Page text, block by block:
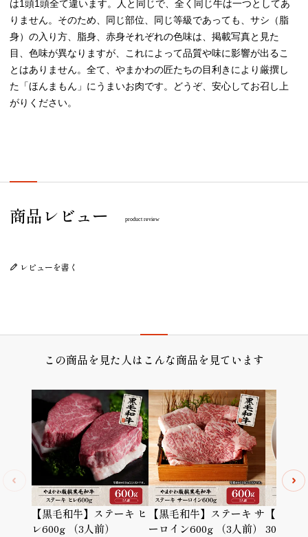
は1頭1頭全て違います。人と同じで、全く同じ牛は一つとしてあ
りません。そのため、同じ部位、同じ等級であっても、サシ（脂
身）の入り方、脂身、赤身それぞれの色味は、掲載写真と見た
目、色味が異なりますが、これによって品質や味に影響が出るこ
とはありません。全て、やまかわの匠たちの目利きにより厳撰し
た「ほんまもん」にうまいお肉です。どうぞ、安心してお召し上
がりください。
商品レビュー product review
レビューを書く
この商品を見た人はこんな商品を見ています
【黒毛和牛】ステーキ ヒ
レ600g （3人前）
【黒毛和牛】ステーキ サ
ーロイン600g （3人前）
【黒毛
300g （